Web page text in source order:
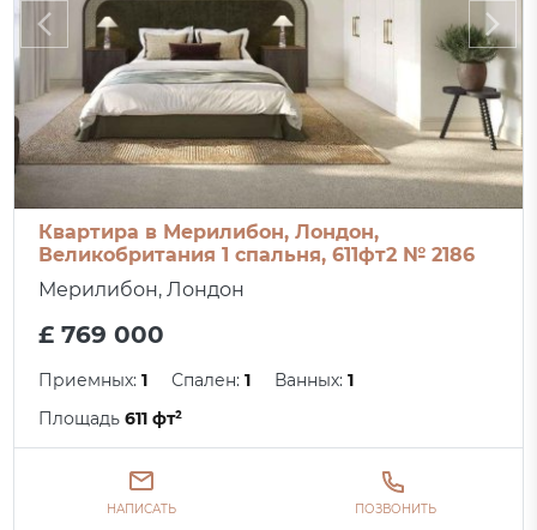
Квартира в Мерилибон, Лондон,
Великобритания 1 спальня, 611фт2 № 2186
Мерилибон, Лондон
£ 769 000
Приемных:1 Спален:1 Ванных:1
Площадь611 фт²
НАПИСАТЬ ПОЗВОНИТЬ